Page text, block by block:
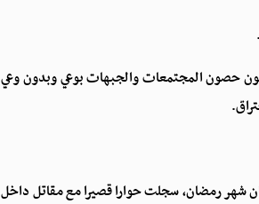
حصون المجتمعات والجبهات بوعي وبدون وعي
لي الى الخوخة وهي لاتزال خط تماس مع الحوثي مطلع العام 2018 وكان شهر رمضان، سجلت حوارا قصيرا مع مقاتل داخل